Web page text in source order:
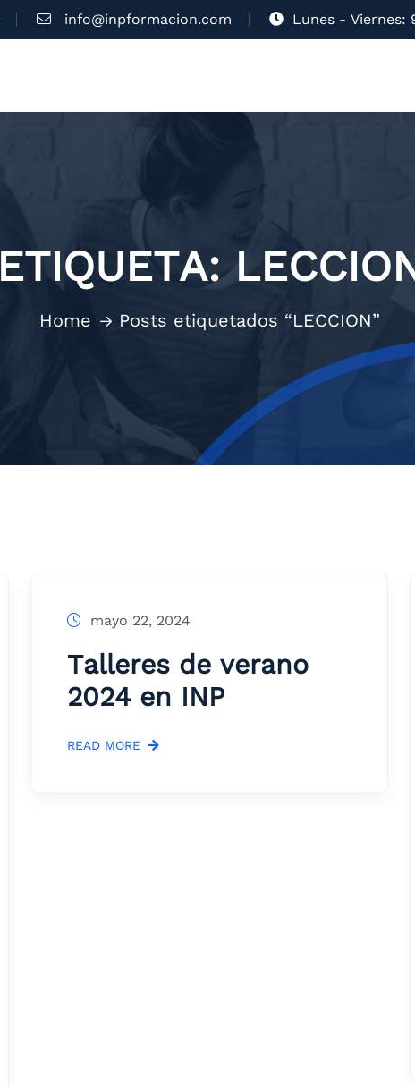
info@inpformacion.com Lunes - Viernes:
ETIQUETA:
Home Posts etiquetados “LECCION”
mayo 22, 2024
Talleres de verano
2024 en INP
READ MORE